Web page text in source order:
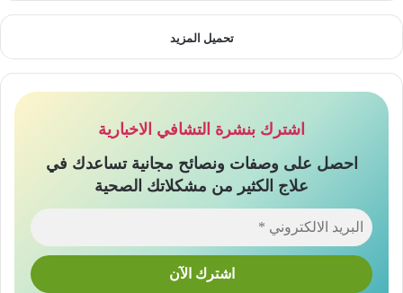
تحميل المزيد
اشترك بنشرة التشافي الاخبارية
احصل على وصفات ونصائح مجانية تساعدك في
علاج الكثير من مشكلاتك الصحية